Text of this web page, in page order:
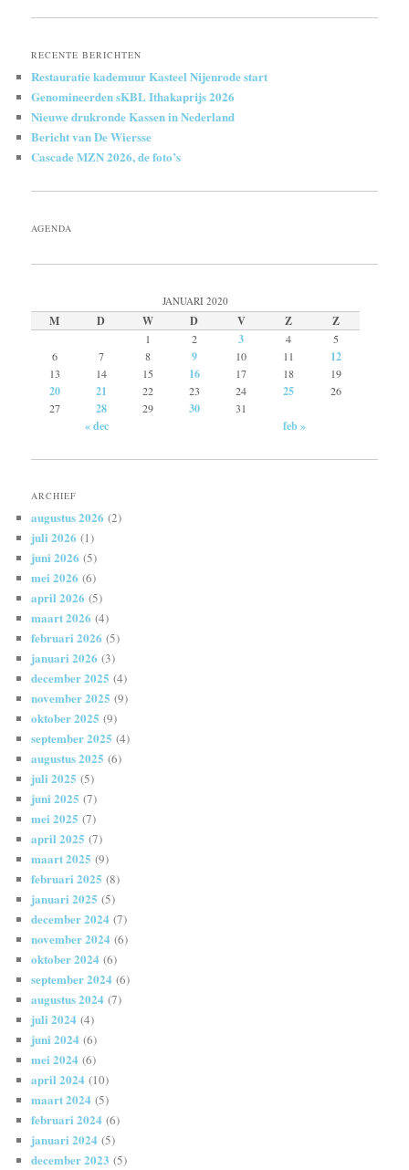
RECENTE BERICHTEN
Restauratie kademuur Kasteel Nijenrode start
Genomineerden sKBL Ithakaprijs 2026
Nieuwe drukronde Kassen in Nederland
Bericht van De Wiersse
Cascade MZN 2026, de foto’s
AGENDA
JANUARI 2020
M D W D V Z Z
1 2 3 4
5
6
7 8 9 10 11 12
13 14 15 16 17 18 19
20 21 22 23 24 25
26
27
28 29 30 31
« dec feb »
ARCHIEF
augustus 2026 (2)
juli 2026 (1)
juni 2026 (5)
mei 2026 (6)
april 2026 (5)
maart 2026 (4)
februari 2026 (5)
januari 2026 (3)
december 2025 (4)
november 2025 (9)
oktober 2025 (9)
september 2025 (4)
augustus 2025 (6)
juli 2025 (5)
juni 2025 (7)
mei 2025 (7)
april 2025 (7)
maart 2025 (9)
februari 2025 (8)
januari 2025 (5)
december 2024 (7)
november 2024 (6)
oktober 2024 (6)
september 2024 (6)
augustus 2024 (7)
juli 2024 (4)
juni 2024 (6)
mei 2024 (6)
april 2024 (10)
maart 2024 (5)
februari 2024 (6)
januari 2024 (5)
december 2023 (5)